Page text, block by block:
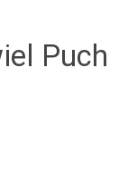
Puch